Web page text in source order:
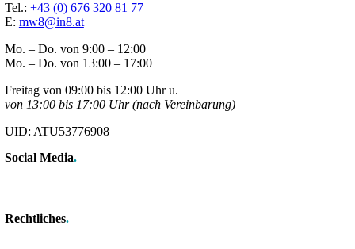
Tel.: +43 (0) 676 320 81 77
E: mw8@in8.at
Mo. – Do. von 9:00 – 12:00
Mo. – Do. von 13:00 – 17:00
Freitag von 09:00 bis 12:00 Uhr u.
von 13:00 bis 17:00 Uhr (nach Vereinbarung)
UID: ATU53776908
Social Media.
Rechtliches.